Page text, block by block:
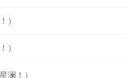
）
）
澜！）